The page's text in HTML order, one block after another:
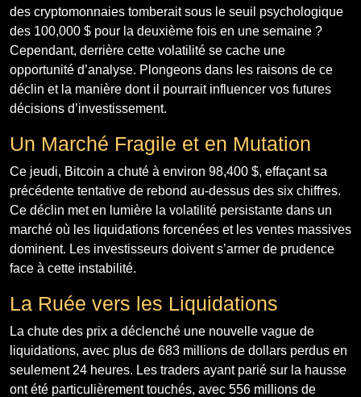
des cryptomonnaies tomberait sous le seuil psychologique
des 100,000 $ pour la deuxième fois en une semaine ?
Cependant, derrière cette volatilité se cache une
opportunité d’analyse. Plongeons dans les raisons de ce
déclin et la manière dont il pourrait influencer vos futures
décisions d’investissement.
Un Marché Fragile et en Mutation
Ce jeudi, Bitcoin a chuté à environ 98,400 $, effaçant sa
précédente tentative de rebond au-dessus des six chiffres.
Ce déclin met en lumière la volatilité persistante dans un
marché où les liquidations forcenées et les ventes massives
dominent. Les investisseurs doivent s’armer de prudence
face à cette instabilité.
La Ruée vers les Liquidations
La chute des prix a déclenché une nouvelle vague de
liquidations, avec plus de 683 millions de dollars perdus en
seulement 24 heures. Les traders ayant parié sur la hausse
ont été particulièrement touchés, avec 556 millions de